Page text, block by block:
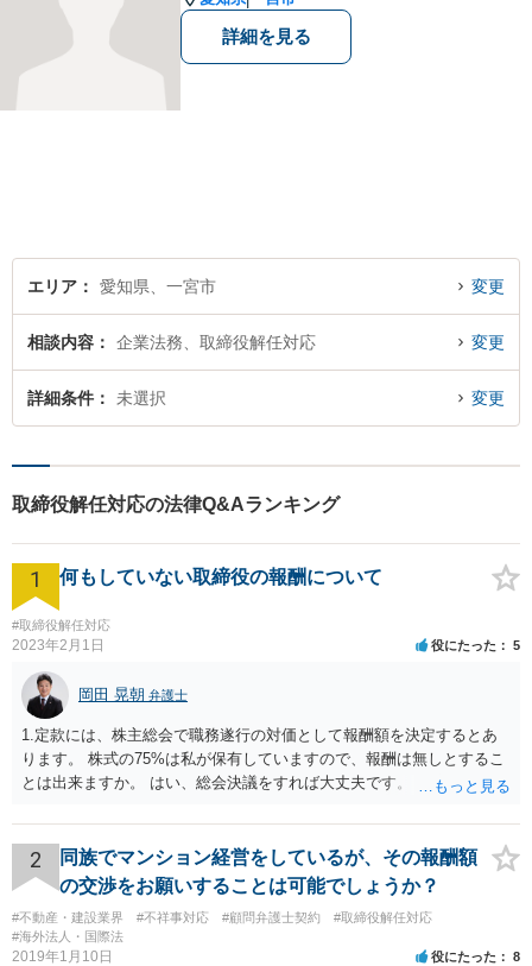
詳細を見る
エリア 愛知県、一宮市 変更
相談内容 企業法務、取締役解任対応 変更
詳細条件 未選択 変更
取締役解任対応の法律Q&Aランキング
1 何もしていない取締役の報酬について
#取締役解任対応
2023年2月1日 役にたった 5
岡田 晃朝 弁護士
1.定款には、株主総会で職務遂行の対価として報酬額を決定するとあ
ります。 株式の75%は私が保有していますので、報酬は無しとするこ
とは出来ますか。 はい、総会決議をすれば大丈夫です。 一応、就任時
必要がありますが、本件では、そういう約束も無いようですし、大丈
夫でしょう。 2.定款には、任期も総会で決めるとありますので、短縮
して、取締役を任期満了で辞めてもらっても良いでしょうか？ 途中で
の退職は正当事由が必要です。 解任は自由に可能ですが、正当事由が
無ければ、損害賠償の対象になります。 もっとも、元より無報酬な
ら、損害が無いようには思いますが、その点、何か言ってくるかもし
2
同族でマンション経営をしているが、その報酬額
の交渉をお願いすることは可能でしょうか？
#不動産・建設業界 #不祥事対応 #顧問弁護士契約
#取締役解任対応
#海外法人・国際法
2019年1月10日 役にたった 8